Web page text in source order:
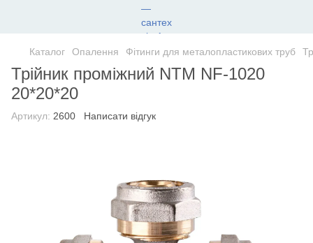
Каталог Опалення Фітинги для металопластикових труб
Трійник проміжний NTM NF-1020
20*20*20
Артикул: 2600 Написати відгук